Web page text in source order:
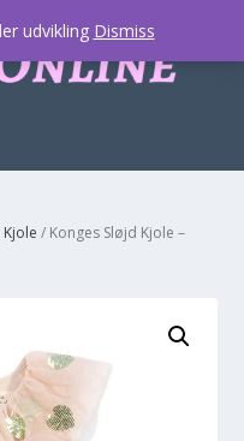
/ Konges Sløjd Kjole –
udvikling Dismiss